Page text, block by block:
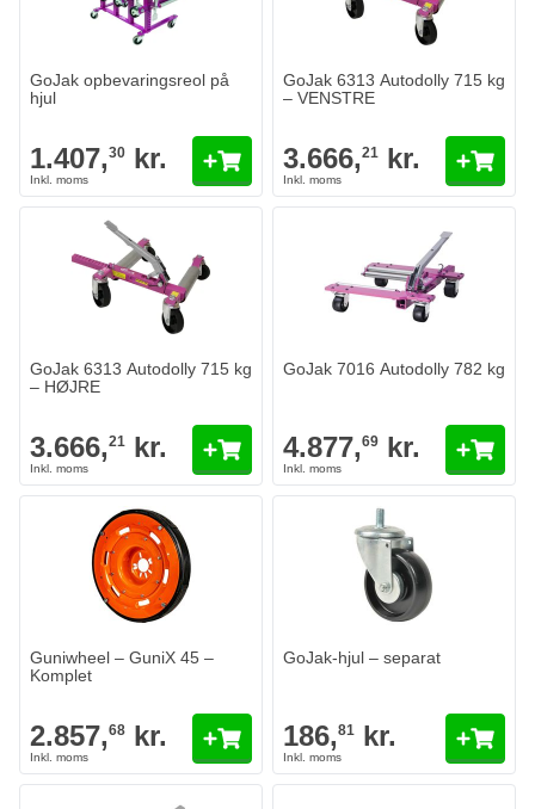
GoJak opbevaringsreol på
hjul
1.407,30 kr.
GoJak 6313 Autodolly 715 kg
– VENSTRE
3.666,21 kr.
GoJak 6313 Autodolly 715 kg
– HØJRE
3.666,21 kr.
GoJak 7016 Autodolly 782 kg
4.877,69 kr.
Guniwheel – GuniX 45 –
Komplet
2.857,68 kr.
GoJak-hjul – separat
På lagerkr.
GoJak-hjul – separat
186,81 kr.